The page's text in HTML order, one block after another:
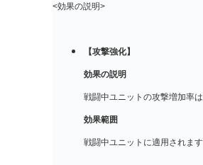
<効果の説明>
【攻撃強化】
効果の説明
戦闘中ユニットの攻撃増加率
効果範囲
戦闘中ユニットに適用されます